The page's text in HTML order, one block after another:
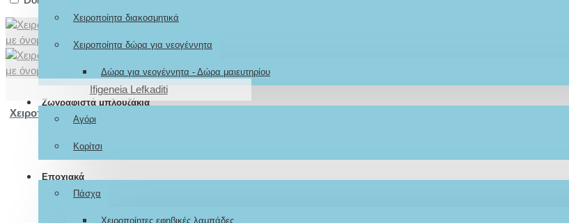
Χειροποίητα διακοσμητικά
Χειροποίητα δώρα για νεογέννητα
Δώρα για νεογέννητα - Δώρα μαιευτηρίου
Ζωγραφιστά μπλουζάκια
Αγόρι
Κορίτσι
Εποχιακά
Πάσχα
Χειροποίητες εφηβικές λαμπάδες
Ifigeneia Lefkaditi
Χειροποίητη πασχαλινή λαμπάδα ΚΑΡΑΒΙ λευκό
με όνομα και ευχή